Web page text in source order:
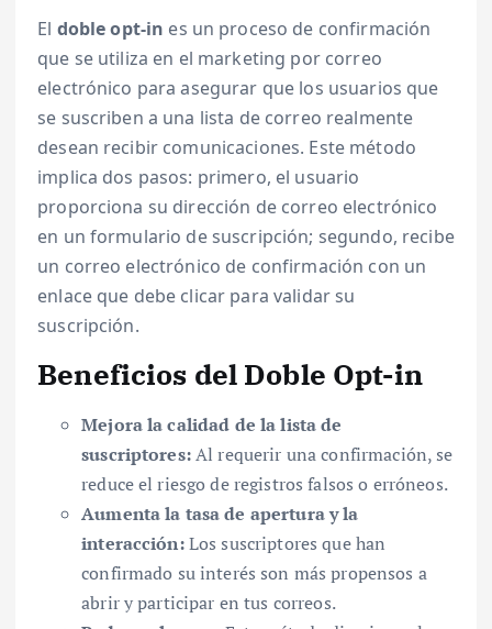
El doble opt-in es un proceso de confirmación
que se utiliza en el marketing por correo
electrónico para asegurar que los usuarios que
se suscriben a una lista de correo realmente
desean recibir comunicaciones. Este método
implica dos pasos: primero, el usuario
proporciona su dirección de correo electrónico
en un formulario de suscripción; segundo, recibe
un correo electrónico de confirmación con un
enlace que debe clicar para validar su
suscripción.
Beneficios del Doble Opt-in
Mejora la calidad de la lista de
suscriptores:Al requerir una confirmación, se
reduce el riesgo de registros falsos o erróneos.
Aumenta la tasa de apertura y la
interacción:Los suscriptores que han
confirmado su interés son más propensos a
abrir y participar en tus correos.